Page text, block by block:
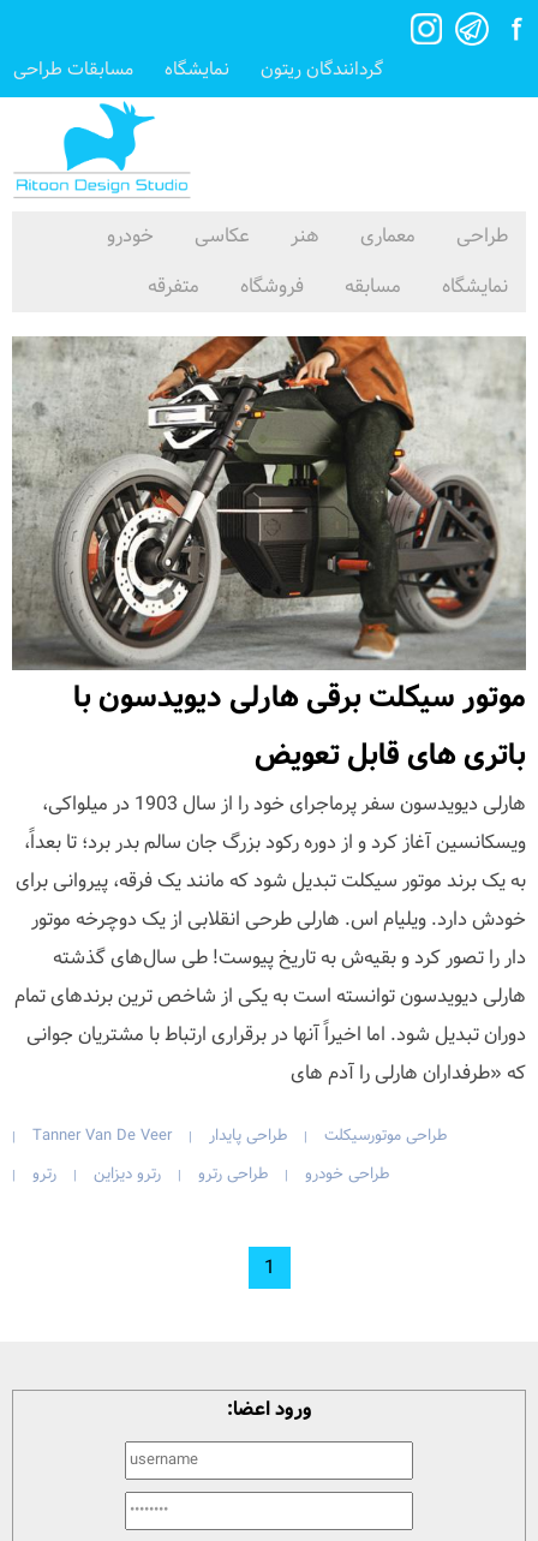
گردانندگان ریتون نمایشگاه مسابقات طراحی
طراحی معماری هنر عکاسی
خودرو
نمایشگاه
مسابقه فروشگاه متفرقه
موتور سیکلت برقی هارلی دیویدسون با
باتری های قابل تعویض
هارلی دیویدسون سفر پرماجرای خود را از سال 1903 در میلواکی،
ویسکانسین آغاز کرد و از دوره رکود بزرگ جان سالم بدر برد؛ تا بعداً،
به یک برند موتور سیکلت تبدیل شود که مانند یک فرقه، پیروانی برای
خودش دارد. ویلیام اس. هارلی طرحی انقلابی از یک دوچرخه موتور
دار را تصور کرد و بقیه‌ش به تاریخ پیوست! طی سال‌های گذشته
هارلی دیویدسون توانسته است به یکی از شاخص ترین برند‌های تمام
دوران تبدیل شود. اما اخیراً آنها در برقراری ارتباط با مشتریان جوانی
که «طرفداران هارلی را آدم های
طراحی موتورسیکلت | طراحی پایدار |
Tanner Van De Veer
|
طراحی خودرو | طراحی رترو | رترو دیزاین | رترو |
1
ورود اعضا: